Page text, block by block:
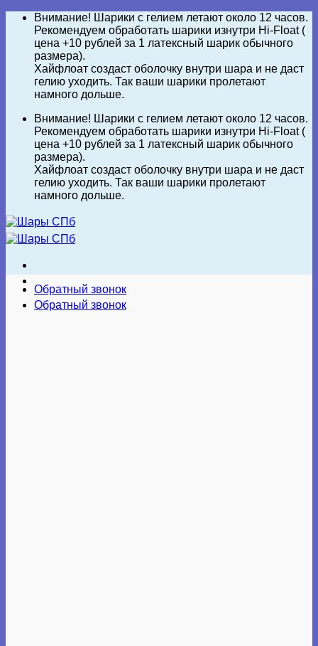
Skip
content
Внимание! Шарики с гелием летают около 12 часов.
Рекомендуем обработать шарики изнутри Hi-Float (
цена +10 рублей за 1 латексный шарик обычного
размера).
Хайфлоат создаст оболочку внутри шара и не даст
гелию уходить. Так ваши шарики пролетают
намного дольше.
Внимание! Шарики с гелием летают около 12 часов.
Рекомендуем обработать шарики изнутри Hi-Float (
цена +10 рублей за 1 латексный шарик обычного
размера).
Хайфлоат создаст оболочку внутри шара и не даст
гелию уходить. Так ваши шарики пролетают
намного дольше.
Обратный звонок
Обратный звонок